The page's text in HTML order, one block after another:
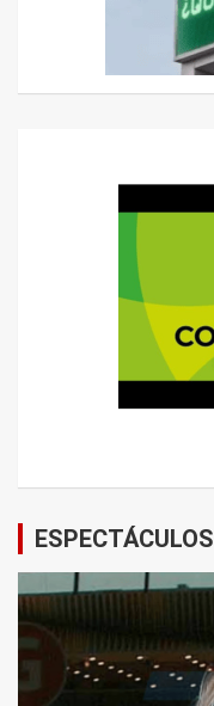
ESPECTÁCULOS